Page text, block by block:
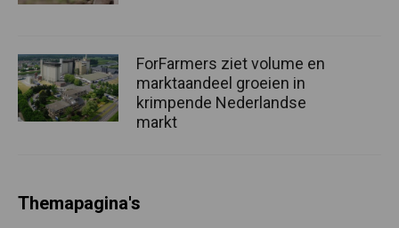
ForFarmers ziet volume en
marktaandeel groeien in
krimpende Nederlandse
markt
Themapagina's